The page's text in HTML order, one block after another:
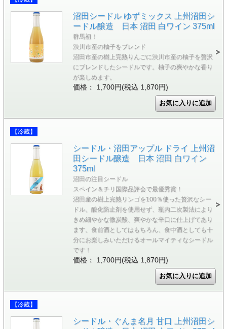
沼田シードル ゆずミックス 上州沼田シ
ードル醸造 日本 沼田 白ワイン 375ml
群馬初！
渋川市産の柚子をブレンド
沼田市産の樹上完熟りんごに渋川市産の柚子を贅沢
にブレンドしたシードルです。柚子の爽やかな香り
が楽しめます。
価格： 1,700円(税込 1,870円)
【冷蔵】
シードル・沼田アップル ドライ 上州沼
田シードル醸造 日本 沼田 白ワイン
375ml
沼田の注目シードル
スペイン＆チリ国際品評会で最優秀賞！
沼田産の樹上完熟リンゴを100％使った贅沢なシー
ドル。酸化防止剤を使用せず、瓶内二次製法により
きめ細やかな微炭酸、爽やかな辛口に仕上げてあり
ます。食前酒としてはもちろん、食中酒としても十
分にお楽しみいただけるオールマイティなシードル
です！
価格： 1,700円(税込 1,870円)
【冷蔵】
シードル・ぐんま名月 甘口 上州沼田シ